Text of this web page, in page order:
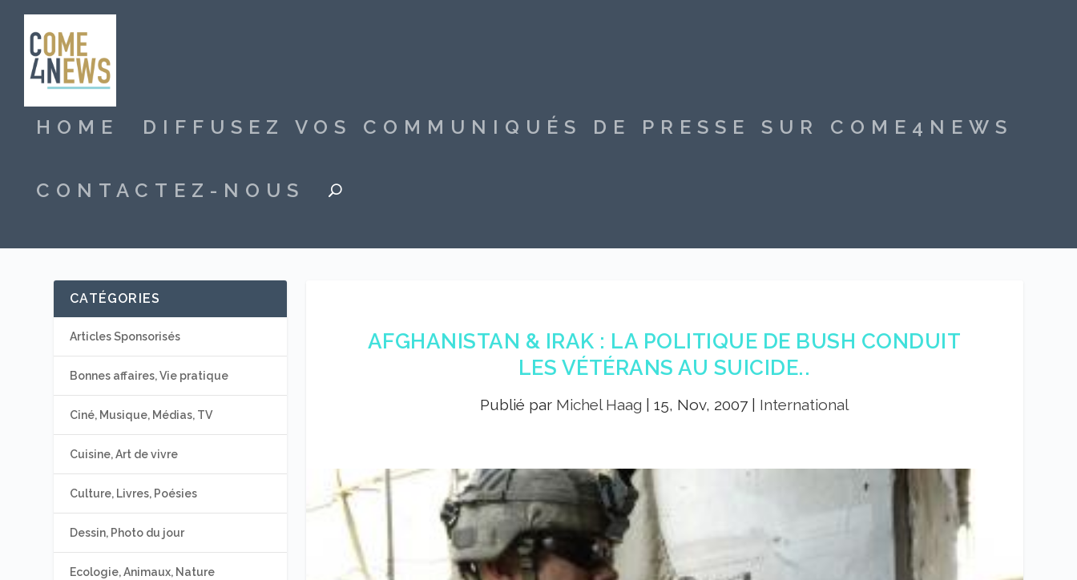
HOME DIFFUSEZ VOS COMMUNIQUÉS DE PRESSE SUR COME4NEWS
CONTACTEZ-NOUS
AFGHANISTAN & IRAK : LA POLITIQUE DE BUSH CONDUIT
LES VÉTÉRANS AU SUICIDE..
Publié par Michel Haag |15, Nov, 2007 International
CATÉGORIES
Articles Sponsorisés
Bonnes affaires, Vie pratique
Ciné, Musique, Médias, TV
Cuisine, Art de vivre
Culture, Livres, Poésies
Dessin, Photo du jour
Ecologie, Animaux, Nature